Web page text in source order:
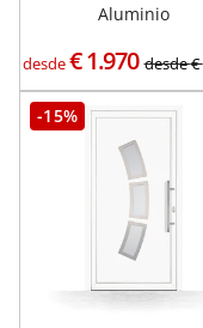
Aluminio
desde€1.970 desde€
-15%